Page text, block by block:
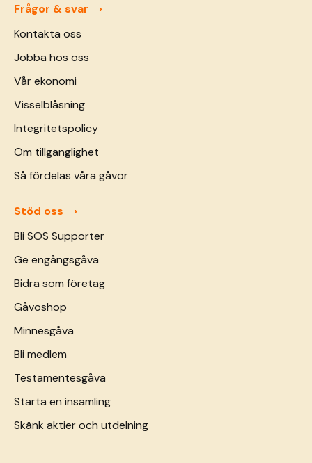
Frågor & svar
Kontakta oss
Jobba hos oss
Vår ekonomi
Visselblåsning
Integritetspolicy
Om tillgänglighet
Så fördelas våra gåvor
Stöd oss
Bli SOS Supporter
Ge engångsgåva
Bidra som företag
Gåvoshop
Minnesgåva
Bli medlem
Testamentesgåva
Starta en insamling
Skänk aktier och utdelning